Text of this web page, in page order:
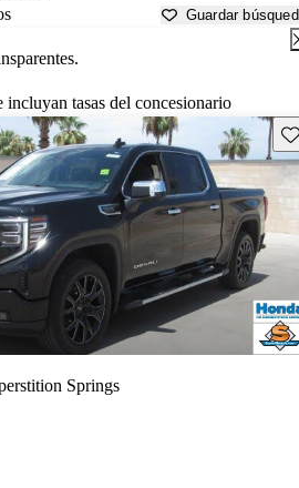
Guardar
incluyan tasas del concesionario
Springs